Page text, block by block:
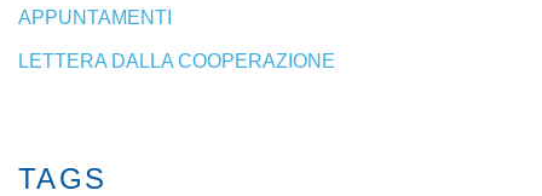
APPUNTAMENTI
LETTERA DALLA COOPERAZIONE
TAGS